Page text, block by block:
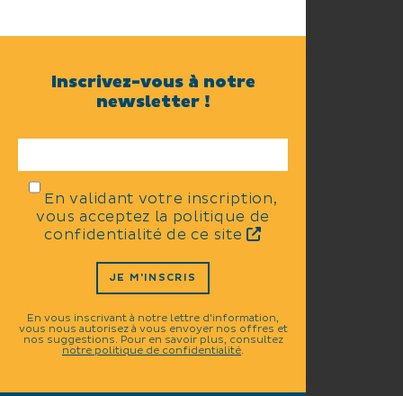
Inscrivez-vous à notre
newsletter !
En validant votre inscription,
vous acceptez la politique de
confidentialité de ce site
JE M'INSCRIS
En vous inscrivant à notre lettre d'information,
vous nous autorisez à vous envoyer nos offres et
nos suggestions. Pour en savoir plus, consultez
notre politique de confidentialité.